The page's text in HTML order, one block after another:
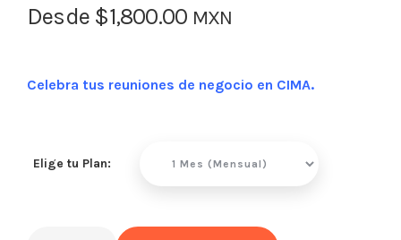
Desde $1,800.00 MXN
Celebra tus reuniones de negocio en CIMA.
Elige tu Plan: